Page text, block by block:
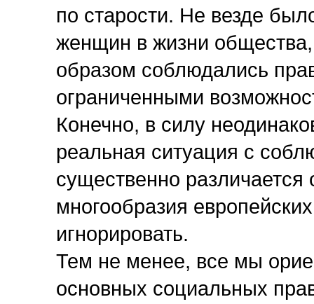
по старости. Не везде
женщин в жизни
образом соблюдались
ограниченными
Конечно, в силу
реальная ситуация с
существенно различается
многообразия
игнорировать.
Тем не менее, все мы
основных социальных